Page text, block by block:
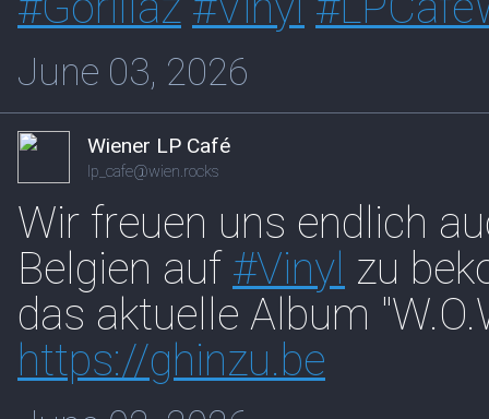
June 03, 2026
Wiener LP Café
lp_cafe@wien.rocks
Wir freuen uns endlich
Belgien auf #Vinyl zu
das aktuelle Album
https://ghinzu.be